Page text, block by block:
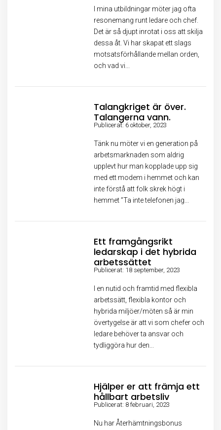
I mina utbildningar möter jag ofta
resonemang runt ledare och chef.
Det är så djupt inrotat i oss att skilja
dessa åt. Vi har skapat ett slags
motsatsförhållande mellan orden,
och vad vi...
Talangkriget är över.
Talangerna vann.
Publicerat: 6 oktober, 2023
Tänk nu möter vi en generation på
arbetsmarknaden som aldrig
upplevt hur man kopplade upp sig
med ett modem i hemmet och kan
inte förstå att folk skrek högt i
hemmet ”Ta inte telefonen jag...
Ett framgångsrikt
ledarskap i det hybrida
arbetssättet
Publicerat: 18 september, 2023
I en nutid och framtid med flexibla
arbetssätt, flexibla kontor och
hybrida miljöer/möten så är min
övertygelse är att vi som chefer och
ledare behöver ta ansvar och
tydliggöra hur den...
Hjälper er att främja ett
hållbart arbetsliv
Publicerat: 8 februari, 2023
Nu har Återhämtningsbonus